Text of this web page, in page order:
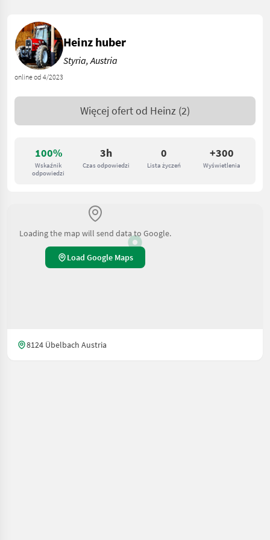
100%
Wskaźnik
odpowiedzi
3h
Czas odpowiedzi
0
Lista życzeń
+300
Wyświetlenia
online od 4/2023
Heinz huber
Styria, Austria
Więcej ofert od Heinz (2)
Loading the map will send data to Google.
Load Google Maps
8124 Übelbach Austria